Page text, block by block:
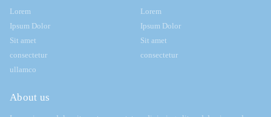
Lorem
Ipsum Dolor
Sit amet
consectetur
ullamco
Lorem
Ipsum Dolor
Sit amet
consectetur
About us